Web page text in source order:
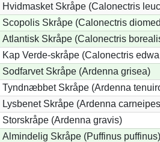
Hvidmasket Skråpe (Calonectris
Scopolis Skråpe (Calonectris
Atlantisk Skråpe (Calonectris
Kap Verde-skråpe (Calonectris
Sodfarvet Skråpe (Ardenna grisea)
Tyndnæbbet Skråpe (Ardenna
Lysbenet Skråpe (Ardenna
Storskråpe (Ardenna gravis)
Almindelig Skråpe (Puffinus puffinus)